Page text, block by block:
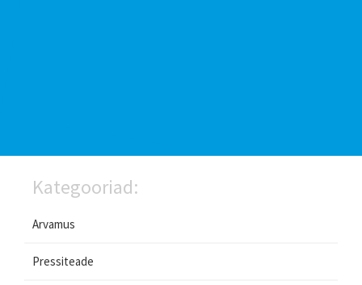
Kategooriad:
Arvamus
Pressiteade